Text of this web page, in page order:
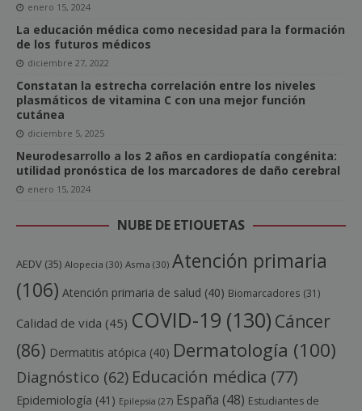
enero 15, 2024
La educación médica como necesidad para la formación
de los futuros médicos
diciembre 27, 2022
Constatan la estrecha correlación entre los niveles
plasmáticos de vitamina C con una mejor función
cutánea
diciembre 5, 2025
Neurodesarrollo a los 2 años en cardiopatía congénita:
utilidad pronóstica de los marcadores de daño cerebral
enero 15, 2024
NUBE DE ETIQUETAS
AEDV (35) Alopecia (30) Asma (30) Atención primaria
(106) Atención primaria de salud (40) Biomarcadores (31)
Calidad de vida (45) COVID-19 (130) Cáncer
(86) Dermatitis atópica (40) Dermatología (100)
Diagnóstico (62) Educación médica (77)
Epidemiología (41) Epilepsia (27) España (48) Estudiantes de